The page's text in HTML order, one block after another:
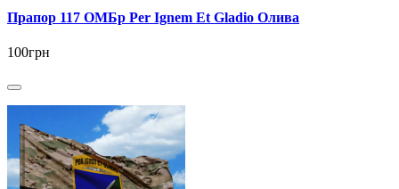
Прапор 117 ОМБр Per Ignem Et Gladio Олива
100грн